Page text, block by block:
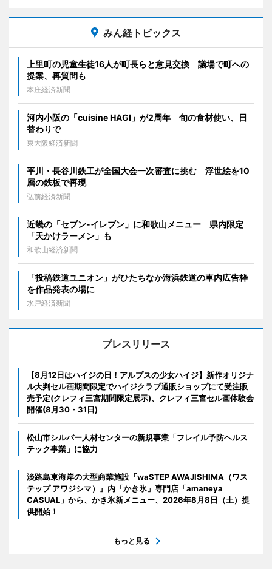
みん経トピックス
上里町の児童生徒16人が町長らと意見交換 議場で町への
提案、再質問も
本庄経済新聞
河内小阪の「cuisine HAGI」が2周年 旬の食材使い、日
替わりで
東大阪経済新聞
平川・長谷川鉄工が全国大会一次審査に挑む 浮世絵を10
層の鉄板で再現
弘前経済新聞
近畿の「セブン-イレブン」に和歌山メニュー 県内限定
「天かけラーメン」も
和歌山経済新聞
「投稿鉄道ユニオン」がひたちなか海浜鉄道の車内広告枠
を作品発表の場に
水戸経済新聞
プレスリリース
【8月12日はハイジの日！アルプスの少女ハイジ】新作オリジナ
ル大判セル画期間限定でハイジクラブ通販ショップにて受注販
売予定(クレフィ三宮期間限定展示)、クレフィ三宮セル画体験会
開催(8月30・31日)
松山市シルバー人材センターの新規事業「フレイル予防ヘルス
テック事業」に協力
淡路島東海岸の大型商業施設『waSTEP AWAJISHIMA（ワス
テップ アワジシマ）』内「かき氷」専門店「amaneya
CASUAL」から、かき氷新メニュー、2026年8月8日（土）提
供開始！
もっと見る